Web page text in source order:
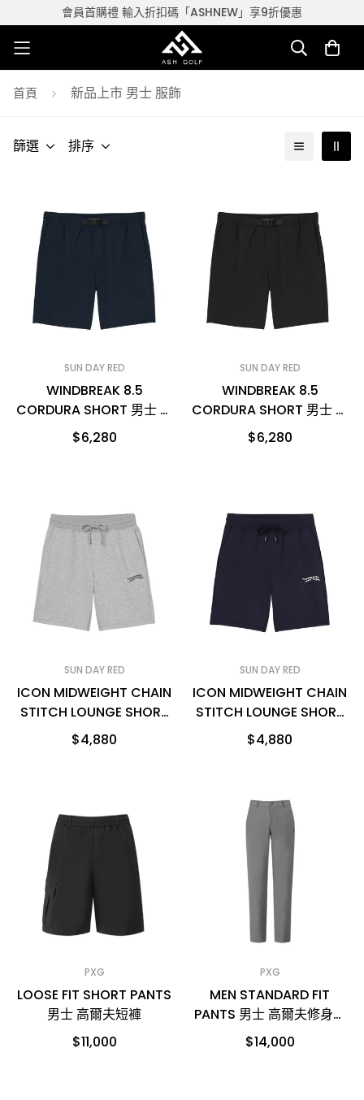
會員首購禮 輸入折扣碼「ASHNEW」享9折優惠
首頁 新品上市 男士 服飾
篩選 排序
SUN DAY RED
WINDBREAK 8.5
CORDURA SHORT 男士 高
爾夫短褲
$6,280
SUN DAY RED
WINDBREAK 8.5
CORDURA SHORT 男士 高
爾夫短褲
$6,280
SUN DAY RED
ICON MIDWEIGHT CHAIN
STITCH LOUNGE SHORT
男士 高爾夫短褲
$4,880
SUN DAY RED
ICON MIDWEIGHT CHAIN
STITCH LOUNGE SHORT
男士 高爾夫短褲
$4,880
PXG
LOOSE FIT SHORT PANTS
男士 高爾夫短褲
$11,000
PXG
MEN STANDARD FIT
PANTS 男士 高爾夫修身長
褲
$14,000